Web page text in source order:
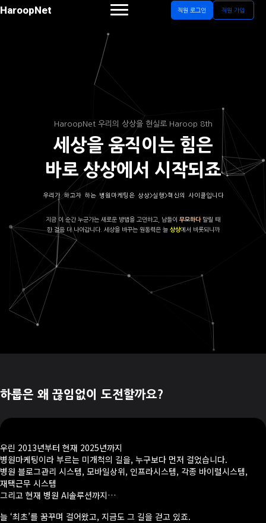
HaroopNet 직원 로그인 직원 가입
HaroopNet 우리의 상상을 현실로 Haroop 8th
세상을 움직이는 힘은
바로 상상에서 시작되죠
우리가 하고자 하는 병원마케팅은 상상>실행>혁신의 사이클입니다
지금 이 순간 누군가는 새로운 방법을 고민하고, 남들이 무모하다말릴 때
한 걸음 더 나아갑니다. 세상을 바꾸는 원동력은 늘 상상에서 비롯되니까
하룹은 왜 끊임없이 도전할까요?
우린 2013년부터 현재 2025년까지
병원마케팅이라 부르는 미개척의 길을, 누구보다 먼저 걸었습니다.
병원 블로그관리 시스템, 모바일상위, 인프라시스템, 각종 바이럴시스템,
재택근무 시스템
그리고 현재 병원 AI솔루션까지…
늘 ‘최초’를 꿈꾸며 걸어왔고, 지금도 그 길을 걷고 있죠.